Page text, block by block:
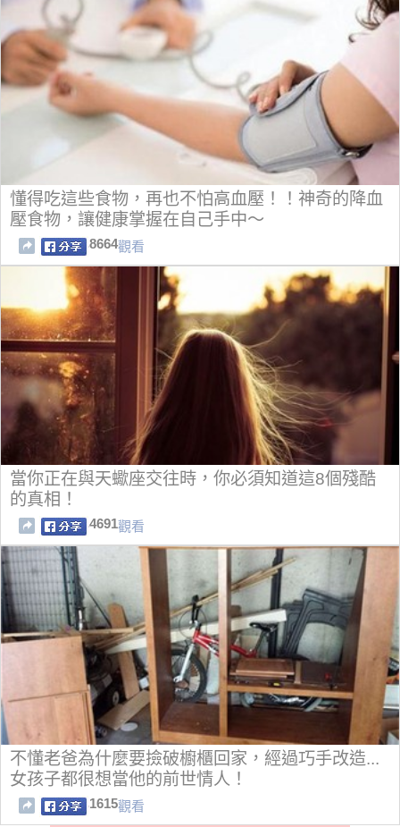
懂得吃這些食物，再也不怕高血壓！！神奇的降血
壓食物，讓健康掌握在自己手中～
8664觀看
當你正在與天蠍座交往時，你必須知道這8個殘酷
的真相！
4691觀看
不懂老爸為什麼要撿破櫥櫃回家，經過巧手改造...
女孩子都很想當他的前世情人！
1615觀看